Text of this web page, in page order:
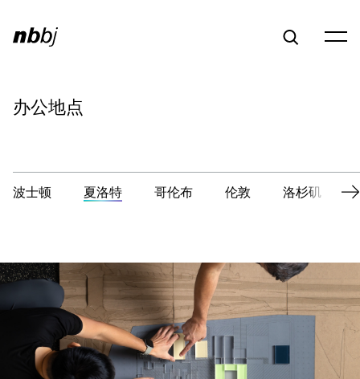
办公地点
波士顿 夏洛特 哥伦布 伦敦 洛杉矶